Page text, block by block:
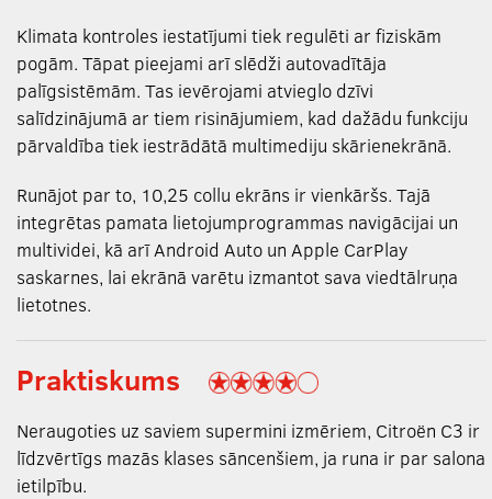
Klimata kontroles iestatījumi tiek regulēti ar fiziskām
pogām. Tāpat pieejami arī slēdži autovadītāja
palīgsistēmām. Tas ievērojami atvieglo dzīvi
salīdzinājumā ar tiem risinājumiem, kad dažādu funkciju
pārvaldība tiek iestrādātā multimediju skārienekrānā.
Runājot par to, 10,25 collu ekrāns ir vienkāršs. Tajā
integrētas pamata lietojumprogrammas navigācijai un
multividei, kā arī Android Auto un Apple CarPlay
saskarnes, lai ekrānā varētu izmantot sava viedtālruņa
lietotnes.
Praktiskums
Neraugoties uz saviem supermini izmēriem, Citroën C3 ir
līdzvērtīgs mazās klases sāncenšiem, ja runa ir par salona
ietilpību.